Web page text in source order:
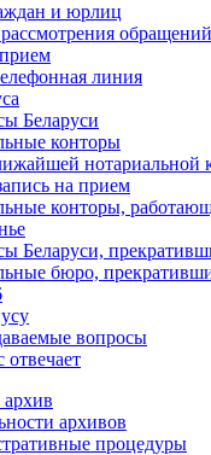
и юрлиц
обращений
линия
Беларуси
конторы
нотариальной
на прием
конторы,
Беларуси,
бюро,
вопросы
отвечает
архивов
процедуры